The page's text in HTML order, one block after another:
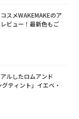
スメWAKEMAKEのア
ビュー！最新色もご
ルしたロムアンド
ティント」イエベ・